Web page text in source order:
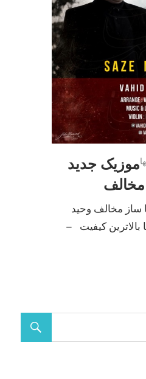
موزیک جدید
مخالف
ساز مخالف وحید
بالاترین کیفیت –